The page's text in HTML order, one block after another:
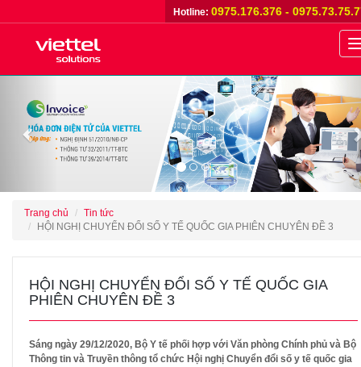
Hotline: 0975.176.376 -
Trang chủ
Tin tức
HỘI NGHỊ CHUYỂN ĐỔI SỐ Y TẾ QUỐC GIA PHIÊN CHUYÊN ĐỀ 3
HỘI NGHỊ CHUYỂN ĐỔI SỐ Y TẾ QUỐC GIA
PHIÊN CHUYÊN ĐỀ 3
Sáng ngày 29/12/2020, Bộ Y tế phối hợp với Văn phòng Chính phủ và Bộ
Thông tin và Truyền thông tổ chức Hội nghị Chuyển đổi số y tế quốc gia